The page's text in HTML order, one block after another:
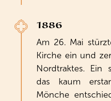
1886
Am 26. Mai
Kirche ein und
Nordtraktes. Ein
das kaum
Mönche